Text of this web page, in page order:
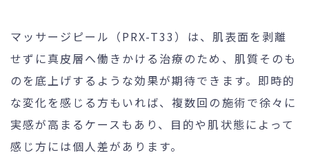
マッサージピール（PRX-T33）は、肌表面を剥離
せずに真皮層へ働きかける治療のため、肌質そのも
のを底上げするような効果が期待できます。即時的
な変化を感じる方もいれば、複数回の施術で徐々に
実感が高まるケースもあり、目的や肌状態によって
感じ方には個人差があります。